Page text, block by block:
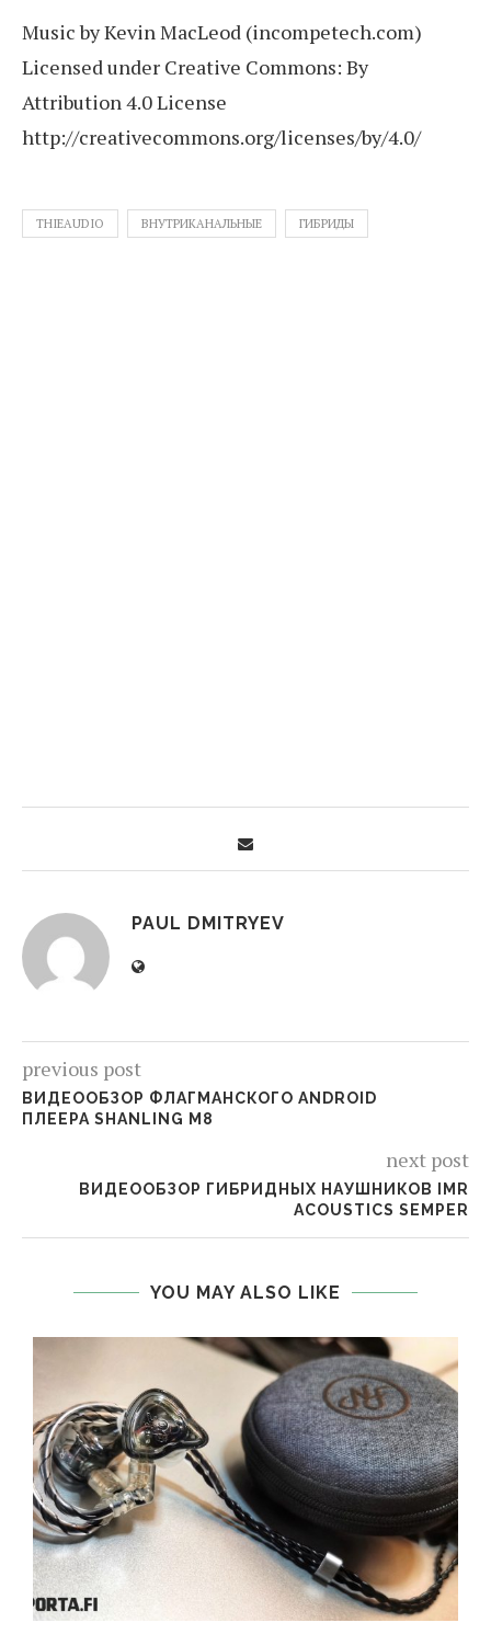
Music by Kevin MacLeod (incompetech.com)
Licensed under Creative Commons: By
Attribution 4.0 License
http://creativecommons.org/licenses/by/4.0/
THIEAUDIO ВНУТРИКАНАЛЬНЫЕ ГИБРИДЫ
PAUL DMITRYEV
previous post
ВИДЕООБЗОР ФЛАГМАНСКОГО ANDROID
ПЛЕЕРА SHANLING M8
next post
ВИДЕООБЗОР ГИБРИДНЫХ НАУШНИКОВ IMR
ACOUSTICS SEMPER
YOU MAY ALSO LIKE